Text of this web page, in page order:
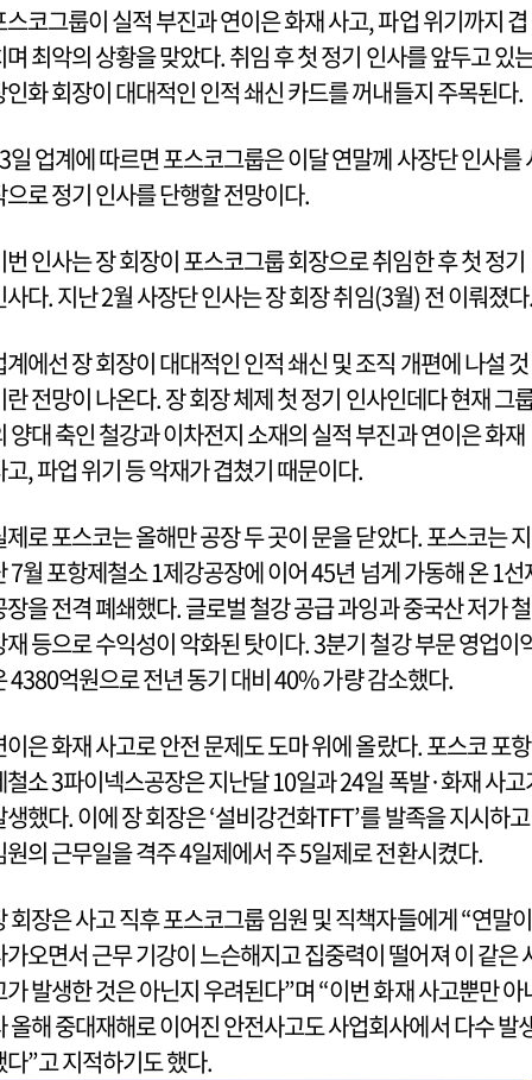
스코그룹이 실적 부진과 연이은 화재 사고, 파업 위기까지 겹
며 최악의 상황을 맞았다. 취임 후 첫 정기 인사를 앞두고 있
인화 회장이 대대적인 인적 쇄신 카드를 꺼내들지 주목된다.
일 업계에 따르면 포스코그룹은 이달 연말께 사장단 인사를
으로 정기 인사를 단행할 전망이다.
번 인사는 장 회장이 포스코그룹 회장으로 취임한 후 첫 정기
사다. 지난 2월 사장단 인사는 장 회장 취임(3월) 전 이뤄졌
계에선 장 회장이 대대적인 인적 쇄신 및 조직 개편에 나설 것
란 전망이 나온다. 장 회장 체제 첫 정기 인사인데다 현재 그
양대 축인 철강과 이차전지 소재의 실적 부진과 연이은 화재
고, 파업 위기 등 악재가 겹쳤기 때문이다.
제로 포스코는 올해만 공장 두 곳이 문을 닫았다. 포스코는 지
7월 포항제철소 1제강공장에 이어 45년 넘게 가동해 온 1선
장을 전격 폐쇄했다. 글로벌 철강 공급 과잉과 중국산 저가 철
재 등으로 수익성이 악화된 탓이다. 3분기 철강 부문 영업이
4380억원으로 전년 동기 대비 40% 가량 감소했다.
이은 화재 사고로 안전 문제도 도마 위에 올랐다. 포스코 포항
철소 3파이넥스공장은 지난달 10일과 24일 폭발·화재 사고
생했다. 이에 장 회장은 ‘설비강건화TFT’를 발족을 지시하고
원의 근무일을 격주 4일제에서 주 5일제로 전환시켰다.
회장은 사고 직후 포스코그룹 임원 및 직책자들에게 “연말이
가오면서 근무 기강이 느슨해지고 집중력이 떨어져 이 같은
가 발생한 것은 아닌지 우려된다”며 “이번 화재 사고뿐만 아
올해 중대재해로 이어진 안전사고도 사업회사에서 다수 발
다”고 지적하기도 했다.